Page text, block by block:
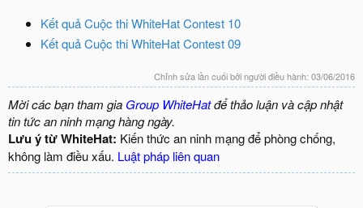
Kết quả Cuộc thi WhiteHat Contest 10
Kết quả Cuộc thi WhiteHat Contest 09
Chỉnh sửa lần cuối bởi người điều hành: 03/06/2016
Mời các bạn tham gia Group WhiteHatđể thảo luận và cập nhật
tin tức an ninh mạng hàng ngày.
Lưu ý từ WhiteHat: Kiến thức an ninh mạng để phòng chống,
không làm điều xấu. Luật pháp liên quan